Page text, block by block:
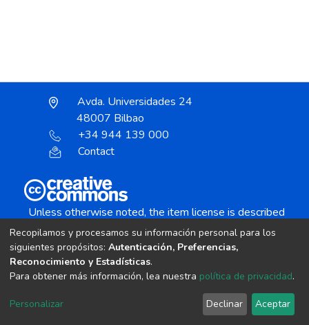
Avda. Universidades 24
48007 Bilbao
+34 944 139 000
Contact
Unless otherwise noted, the item license is described
as:
Creative Commons Attribution-NonCommercial-
copyright © 2002-2026LYRASIS
Send Feedback
Recopilamos y procesamos su información personal para los
siguientes propósitos: Autenticación, Preferencias,
Reconocimiento y Estadísticas.
Para obtener más información, lea nuestra política de privacidad.
Personalizar Declinar Aceptar